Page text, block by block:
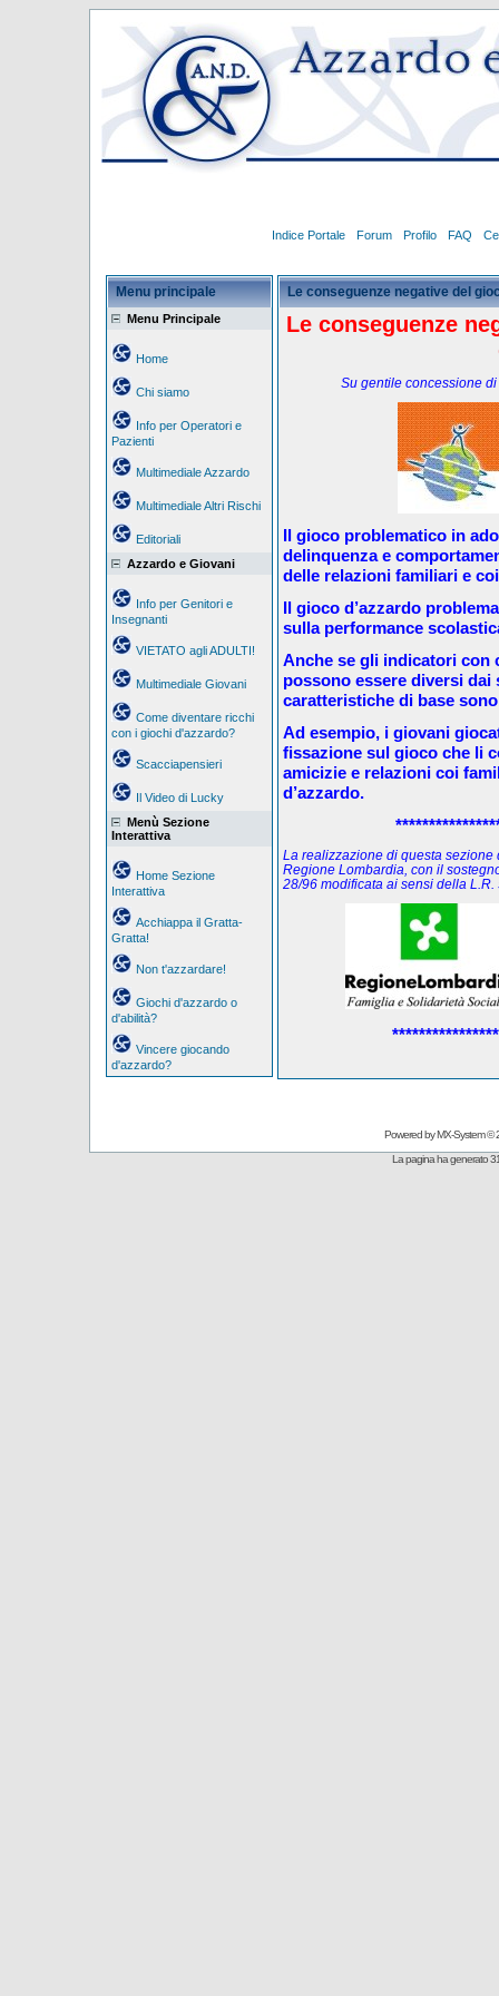
Indice Portale Forum Profilo FAQ
Menu principale
Menu Principale
Home
Chi siamo
Info per Operatori e
Pazienti
Multimediale Azzardo
Multimediale Altri Rischi
Editoriali
Azzardo e Giovani
Info per Genitori e
Insegnanti
VIETATO agli ADULTI!
Multimediale Giovani
Come diventare ricchi
con i giochi d'azzardo?
Scacciapensieri
Il Video di Lucky
Menù Sezione
Interattiva
Home Sezione
Interattiva
Acchiappa il Gratta-
Gratta!
Non t'azzardare!
Giochi d'azzardo o
d'abilità?
Vincere giocando
d'azzardo?
Le conseguenze negative del
Le conseguenze
Su gentile concessione
Il gioco problematico in
delinquenza e
delle relazioni familiari e
Il gioco d’azzardo
sulla performance
Anche se gli indicatori con
possono essere diversi
caratteristiche di base
Ad esempio, i giovani
fissazione sul gioco che li
amicizie e relazioni coi
d’azzardo.
La realizzazione di questa sezione
Regione Lombardia, con il
28/96 modificata ai sensi della
Powered byMX-System©
La pagina ha generato